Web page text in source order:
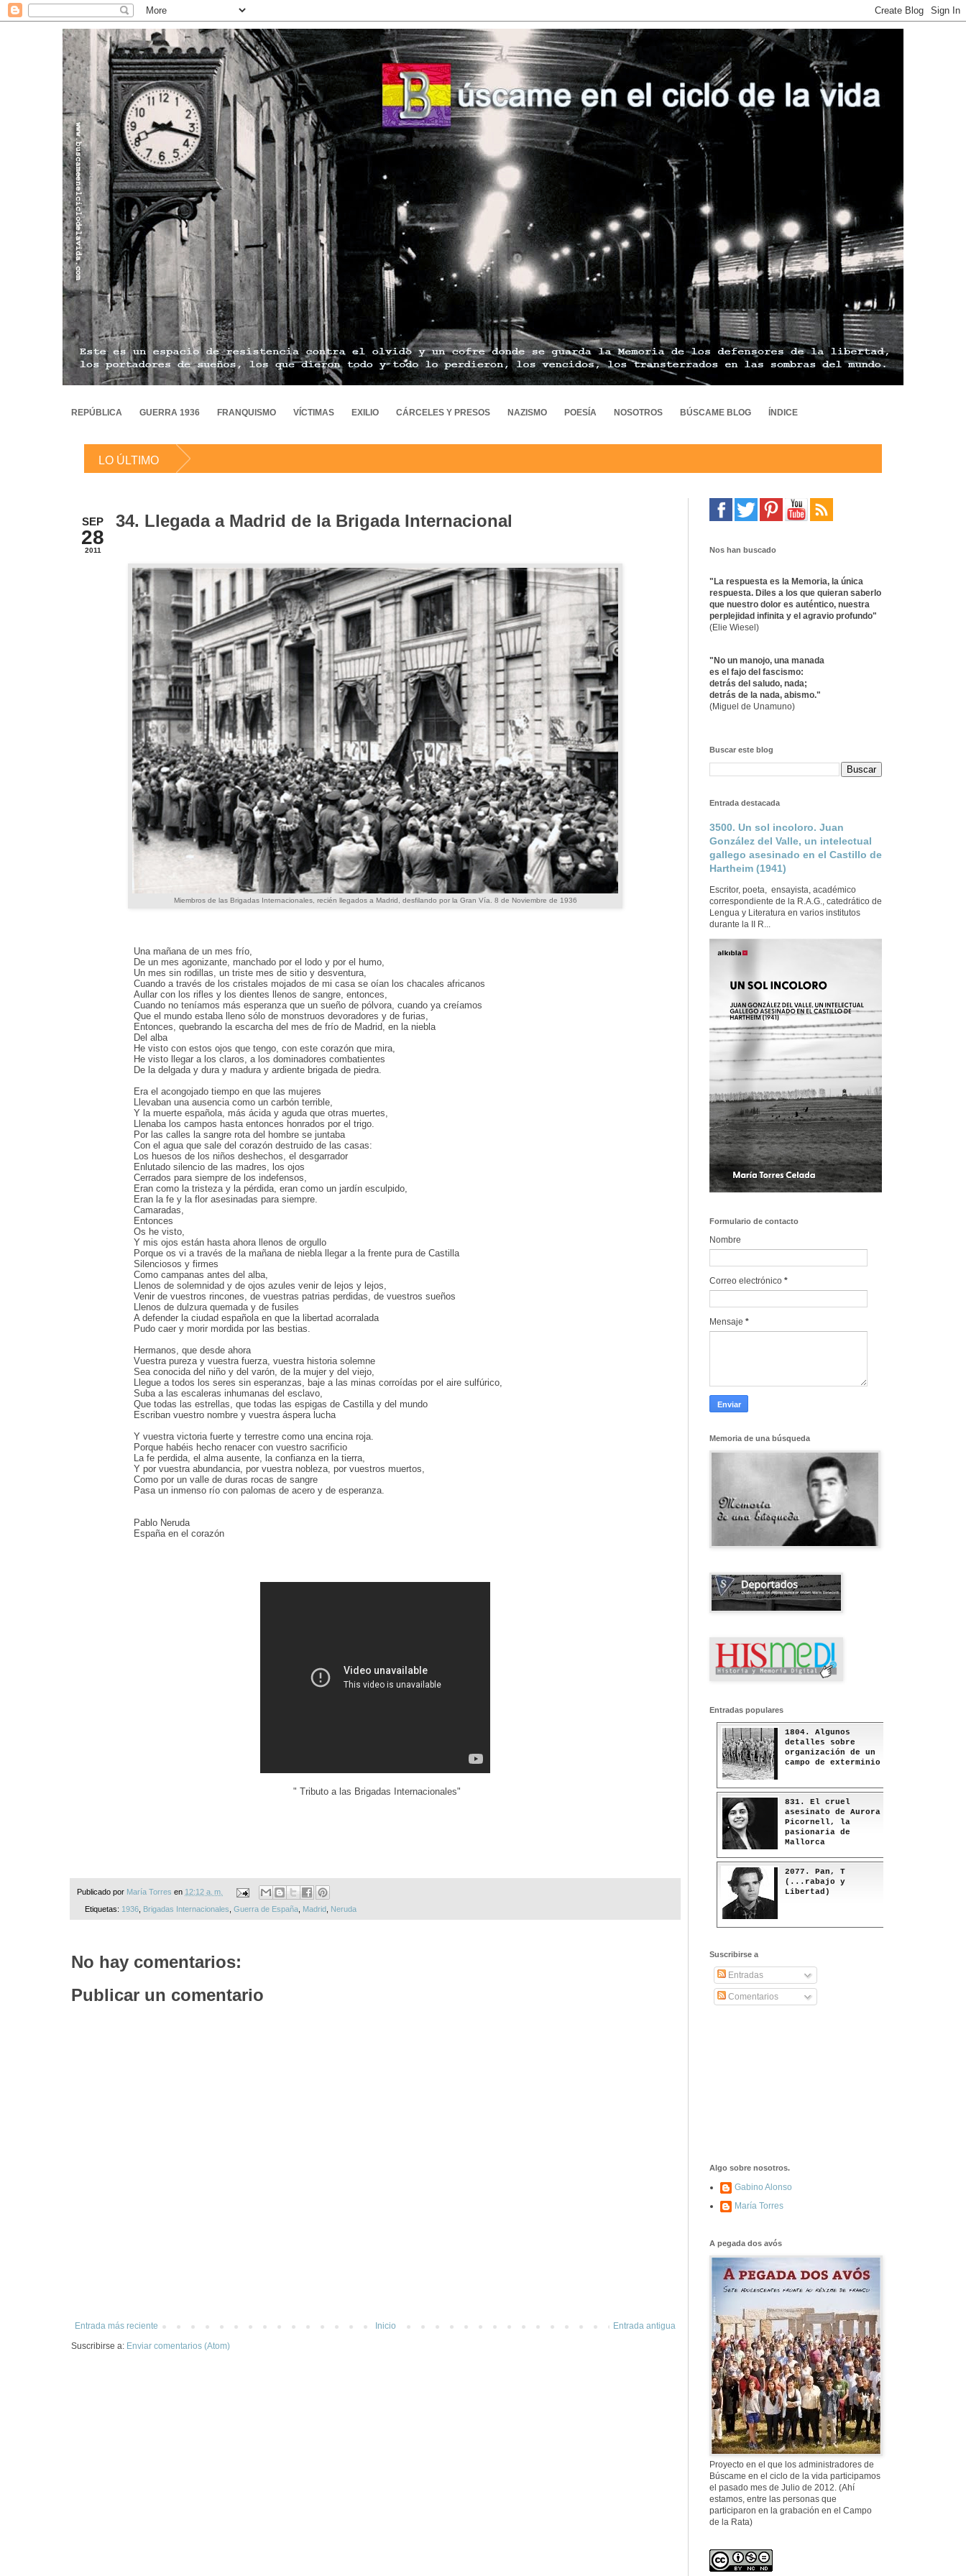
REPÚBLICA GUERRA 1936 FRANQUISMO VÍCTIMAS EXILIO CÁRCELES Y PRESOS NAZISMO POESÍA NOSOTROS BÚSCAME BLOG ÍNDICE
LO ÚLTIMO
SEP
28
2011
34. Llegada a Madrid de la Brigada Internacional
Miembros de las Brigadas Internacionales, recién llegados a Madrid, desfilando por la Gran Vía. 8 de Noviembre de 1936
Una mañana de un mes frío,
De un mes agonizante, manchado por el lodo y por el humo,
Un mes sin rodillas, un triste mes de sitio y desventura,
Cuando a través de los cristales mojados de mi casa se oían los chacales africanos
Aullar con los rifles y los dientes llenos de sangre, entonces,
Cuando no teníamos más esperanza que un sueño de pólvora, cuando ya creíamos
Que el mundo estaba lleno sólo de monstruos devoradores y de furias,
Entonces, quebrando la escarcha del mes de frío de Madrid, en la niebla
Del alba
He visto con estos ojos que tengo, con este corazón que mira,
He visto llegar a los claros, a los dominadores combatientes
De la delgada y dura y madura y ardiente brigada de piedra.
Era el acongojado tiempo en que las mujeres
Llevaban una ausencia como un carbón terrible,
Y la muerte española, más ácida y aguda que otras muertes,
Llenaba los campos hasta entonces honrados por el trigo.
Por las calles la sangre rota del hombre se juntaba
Con el agua que sale del corazón destruido de las casas:
Los huesos de los niños deshechos, el desgarrador
Enlutado silencio de las madres, los ojos
Cerrados para siempre de los indefensos,
Eran como la tristeza y la pérdida, eran como un jardín esculpido,
Eran la fe y la flor asesinadas para siempre.
Camaradas,
Entonces
Os he visto,
Y mis ojos están hasta ahora llenos de orgullo
Porque os vi a través de la mañana de niebla llegar a la frente pura de Castilla
Silenciosos y firmes
Como campanas antes del alba,
Llenos de solemnidad y de ojos azules venir de lejos y lejos,
Venir de vuestros rincones, de vuestras patrias perdidas, de vuestros sueños
Llenos de dulzura quemada y de fusiles
A defender la ciudad española en que la libertad acorralada
Pudo caer y morir mordida por las bestias.
Hermanos, que desde ahora
Vuestra pureza y vuestra fuerza, vuestra historia solemne
Sea conocida del niño y del varón, de la mujer y del viejo,
Llegue a todos los seres sin esperanzas, baje a las minas corroídas por el aire sulfúrico,
Suba a las escaleras inhumanas del esclavo,
Que todas las estrellas, que todas las espigas de Castilla y del mundo
Escriban vuestro nombre y vuestra áspera lucha
Y vuestra victoria fuerte y terrestre como una encina roja.
Porque habéis hecho renacer con vuestro sacrificio
La fe perdida, el alma ausente, la confianza en la tierra,
Y por vuestra abundancia, por vuestra nobleza, por vuestros muertos,
Como por un valle de duras rocas de sangre
Pasa un inmenso río con palomas de acero y de esperanza.
Pablo Neruda
España en el corazón
" Tributo a las Brigadas Internacionales"
Publicado por María Torres en 12:12 a. m.
Etiquetas: 1936, Brigadas Internacionales Guerra de España, Madrid Neruda
No hay comentarios:
Publicar un comentario
Entrada más reciente Entrada antigua
Inicio
Suscribirse a: Enviar comentarios (Atom)
Nos han buscado
"La respuesta es la Memoria, la única
respuesta. Diles a los que quieran saberlo
que nuestro dolor es auténtico, nuestra
perplejidad infinita y el agravio profundo"
(Elie Wiesel)
"No un manojo, una manada
es el fajo del fascismo:
detrás del saludo, nada;
detrás de la nada, abismo."
(Miguel de Unamuno)
Buscar este blog
Entrada destacada
3500. Un sol incoloro. Juan
González del Valle, un intelectual
gallego asesinado en el Castillo de
Hartheim (1941)
Escritor, poeta, ensayista, académico
correspondiente de la R.A.G., catedrático de
Lengua y Literatura en varios institutos
durante la II R...
Formulario de contacto
Nombre
Correo electrónico *
Mensaje *
Memoria de una búsqueda
Entradas populares
1804. Algunos
detalles sobre
organización de un
campo de exterminio
831. El cruel
asesinato de Aurora
Picornell, la
pasionaria de
Mallorca
2077. Pan, T
(...rabajo y
Libertad)
577. Nos fusilaron
fusilaron mal
307. Vuestros
nombres no se han
borrado en la
Historia
Suscribirse a
Entradas
Comentarios
Algo sobre nosotros.
Gabino Alonso
María Torres
A pegada dos avós
Proyecto en el que los administradores de
Búscame en el ciclo de la vida participamos
el pasado mes de Julio de 2012. (Ahí
estamos, entre las personas que
participaron en la grabación en el Campo
de la Rata)